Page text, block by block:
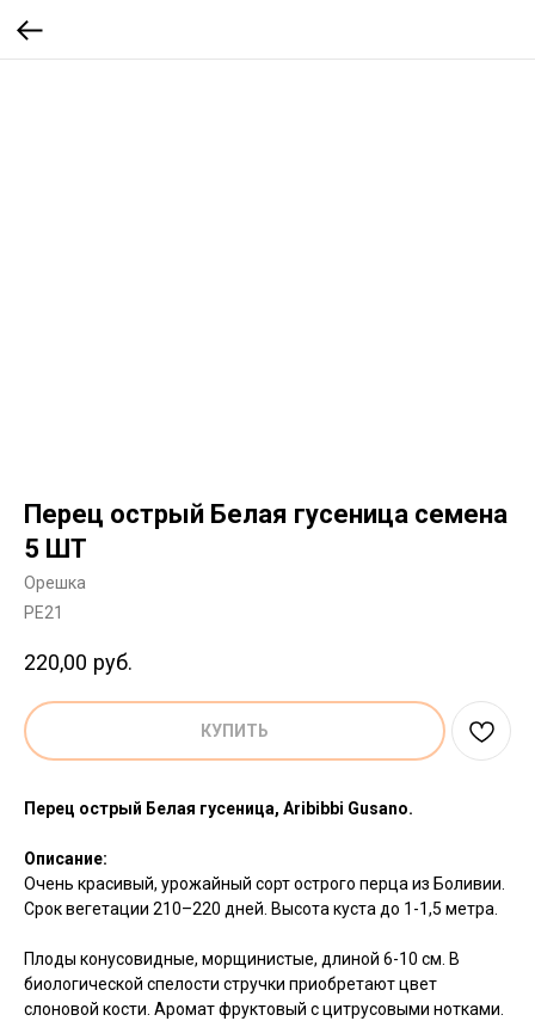
Перец острый Белая гусеница семена
5 ШТ
Орешка
PE21
220,00 руб.
КУПИТЬ
Перец острый Белая гусеница, Aribibbi Gusano.
Описание:
Очень красивый, урожайный сорт острого перца из Боливии.
Срок вегетации 210–220 дней. Высота куста до 1-1,5 метра.
Плоды конусовидные, морщинистые, длиной 6-10 см. В
биологической спелости стручки приобретают цвет
слоновой кости. Аромат фруктовый с цитрусовыми нотками.